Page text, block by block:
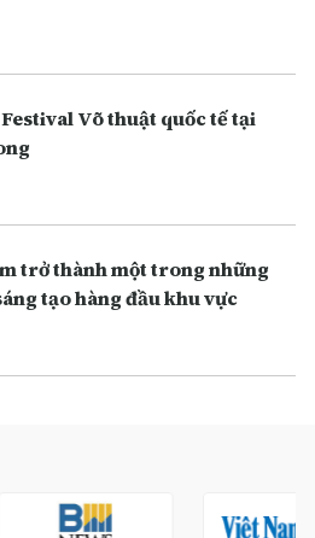
Võ thuật quốc tế tại
trở thành một trong những
tạo hàng đầu khu vực